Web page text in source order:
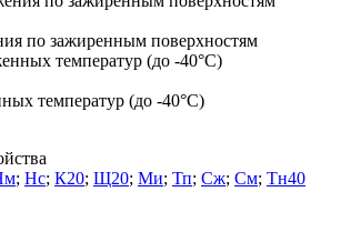
по зажиренным поверхностям
температур (до -40°С)
; Нс; К20; Щ20; Ми; Тп; Сж; См; Тн40